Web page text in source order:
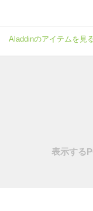
Aladdinのアイテムを見
表示する